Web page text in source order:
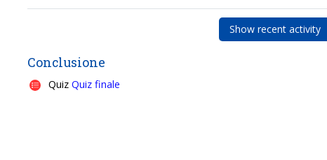
Conclusione
QuizQuiz finale